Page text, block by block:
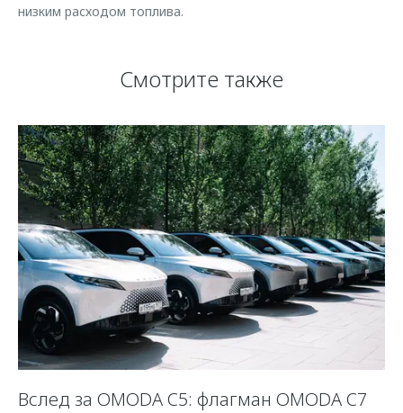
низким расходом топлива.
Смотрите также
Вслед за OMODA C5: флагман OMODA C7